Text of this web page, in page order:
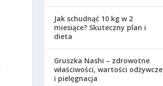
Jak schudnąć 10 kg w 2
miesiące? Skuteczny plan i
dieta
Gruszka Nashi – zdrowotne
właściwości, wartości odżywcze
i pielęgnacja